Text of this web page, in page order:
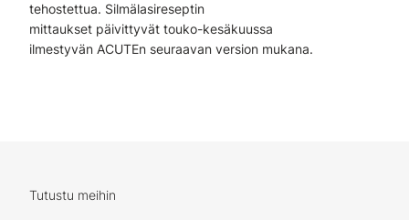
tehostettua. Silmälasireseptin
mittaukset päivittyvät touko-kesäkuussa
ilmestyvän ACUTEn seuraavan version mukana.
Tutustu meihin